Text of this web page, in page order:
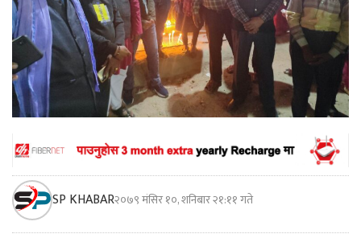
SP KHABAR२०७९ मंसिर १०, शनिबार २१:११ गते